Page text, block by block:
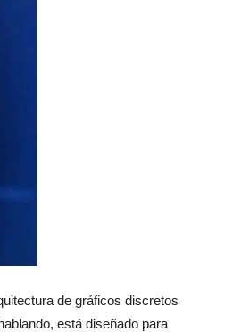
reviews
de gráficos discretos
está diseñado para